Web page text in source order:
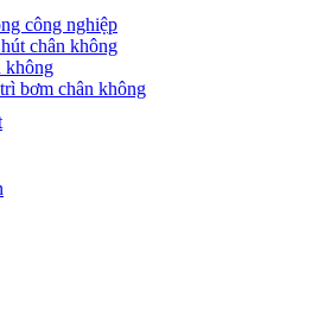
công nghiệp
chân không
không
bơm chân không